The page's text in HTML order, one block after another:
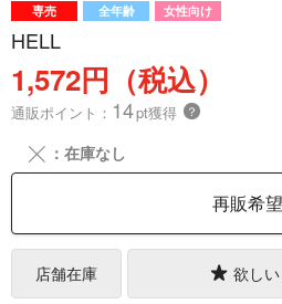
専売 全年齢 女性向け
HELL
1,572円（税込）
通販ポイント： 14pt獲得 ？
╳ ：在庫なし
再販希望
店舗在庫 欲し